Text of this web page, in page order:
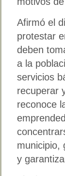
Afirmó el
protestar
deben
a la
servicios
recuperar
reconoce
municipio,
y